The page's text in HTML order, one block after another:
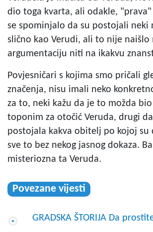
dio toga kvarta, ali odakle, "prava"
se spominjalo da su postojali neki
slično kao Verudi, ali to nije
argumentaciju niti na ikakvu
Povjesničari s kojima smo pričali
značenja, nisu imali neko
za to, neki kažu da je to možda
toponim za otočić Veruda, drugi
postojala kakva obitelj po kojoj su
sve to bez nekog jasnog dokaza.
misteriozna ta Veruda.
Povezane vijesti
GRADSKA ŠTORIJA Da